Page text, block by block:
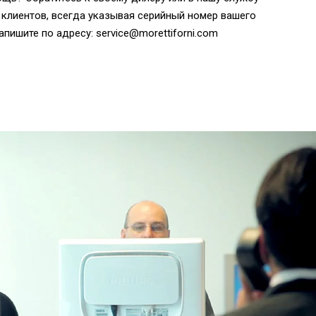
всегда указывая серийный номер вашего
по адресу: service@morettiforni.com